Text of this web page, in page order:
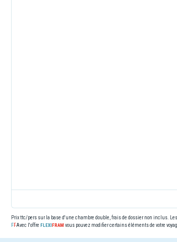
Prix ttc/pers sur la base d'une chambre double, frais de dossier non inclus.
Avec l'offre
vous pouvez modifier certains éléments de votre